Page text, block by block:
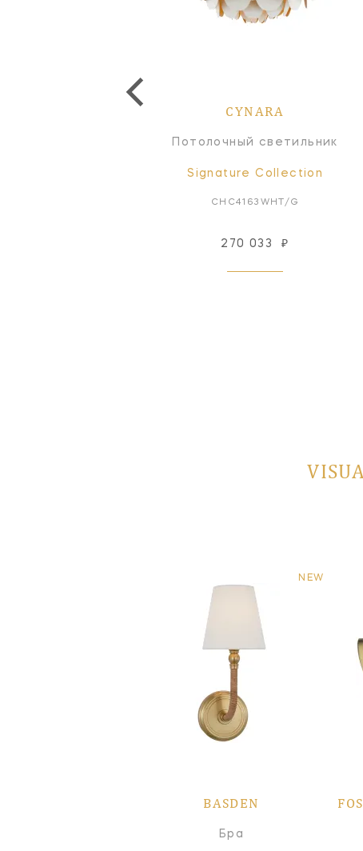
CYNARA
Потолочный светильник
Signature Collection
CHC4163WHT/G
270 033 ₽
NEW
BASDEN
Бра